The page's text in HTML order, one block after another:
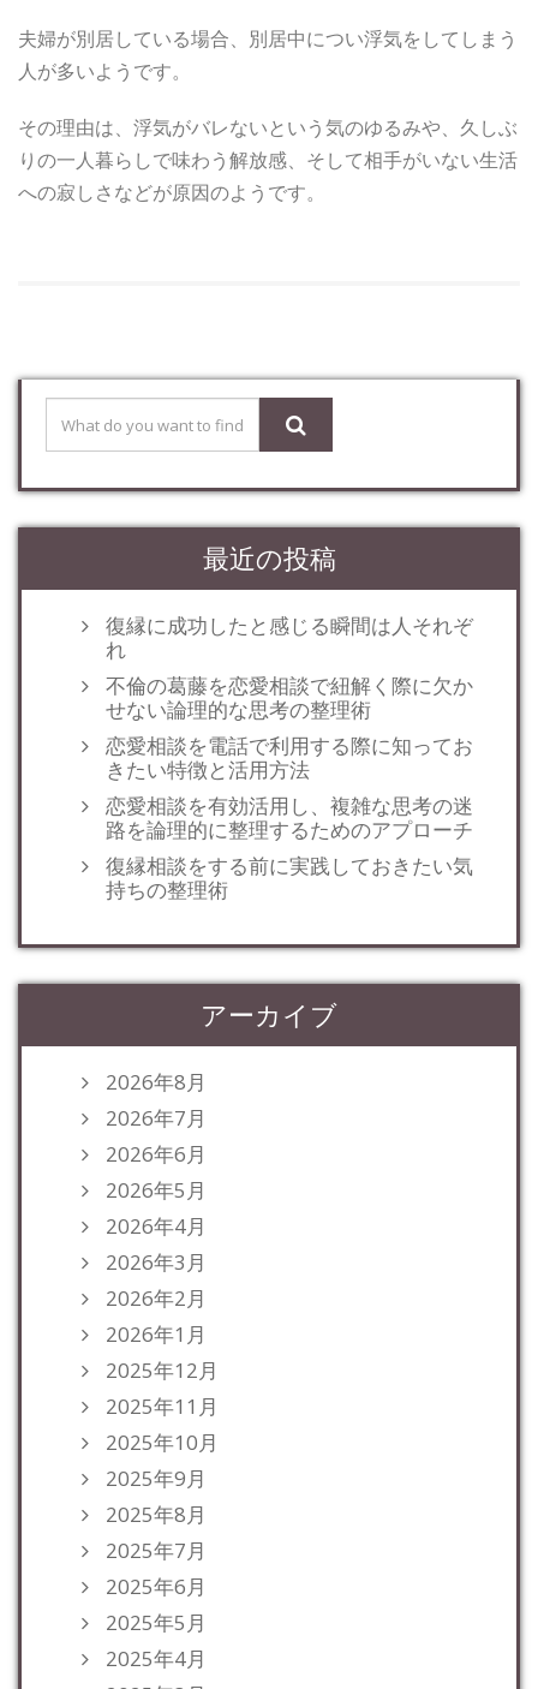
夫婦が別居している場合、別居中につい浮気をしてしまう
人が多いようです。
その理由は、浮気がバレないという気のゆるみや、久しぶ
りの一人暮らしで味わう解放感、そして相手がいない生活
への寂しさなどが原因のようです。
最近の投稿
復縁に成功したと感じる瞬間は人それぞ
れ
不倫の葛藤を恋愛相談で紐解く際に欠か
せない論理的な思考の整理術
恋愛相談を電話で利用する際に知ってお
きたい特徴と活用方法
恋愛相談を有効活用し、複雑な思考の迷
路を論理的に整理するためのアプローチ
復縁相談をする前に実践しておきたい気
持ちの整理術
アーカイブ
2026年8月
2026年7月
2026年6月
2026年5月
2026年4月
2026年3月
2026年2月
2026年1月
2025年12月
2025年11月
2025年10月
2025年9月
2025年8月
2025年7月
2025年6月
2025年5月
2025年4月